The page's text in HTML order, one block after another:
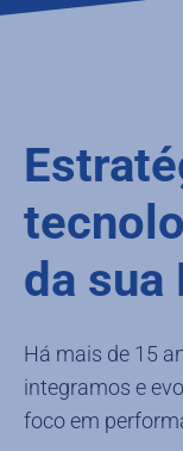
da sua
Há mais de 15
integramos e
foco em